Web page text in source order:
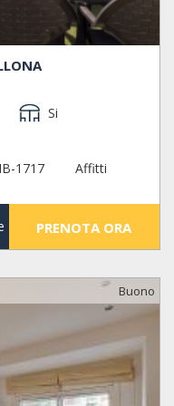
Si
1717
Affitti
PRENOTA ORA
Buono